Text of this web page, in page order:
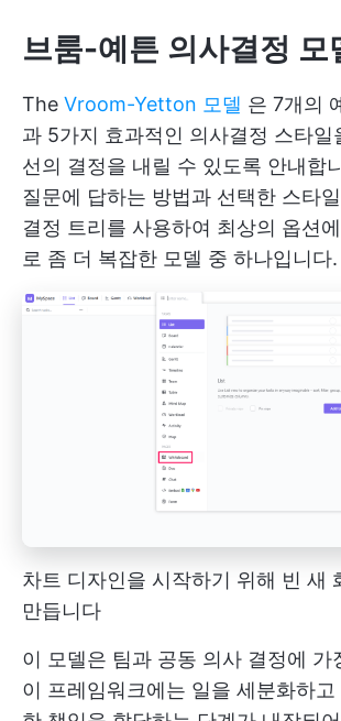
브룸-예튼 의사결정 모
The Vroom-Yetton 모델 은 7개의
과 5가지 효과적인 의사결정 스타일
선의 결정을 내릴 수 있도록 안내합
질문에 답하는 방법과 선택한 스타
결정 트리를 사용하여 최상의 옵션
로 좀 더 복잡한 모델 중 하나입니다.
차트 디자인을 시작하기 위해 빈 새
만듭니다
이 모델은 팀과 공동 의사 결정에 가
이 프레임워크에는 일을 세분화하